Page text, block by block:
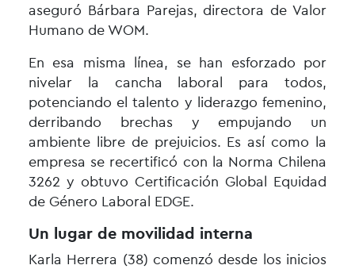
aseguró Bárbara Parejas, directora de Valor
Humano de WOM.
En esa misma línea, se han esforzado por
nivelar la cancha laboral para todos,
potenciando el talento y liderazgo femenino,
derribando brechas y empujando un
ambiente libre de prejuicios. Es así como la
empresa se recertificó con la Norma Chilena
3262 y obtuvo Certificación Global Equidad
de Género Laboral EDGE.
Un lugar de movilidad interna
Karla Herrera (38) comenzó desde los inicios